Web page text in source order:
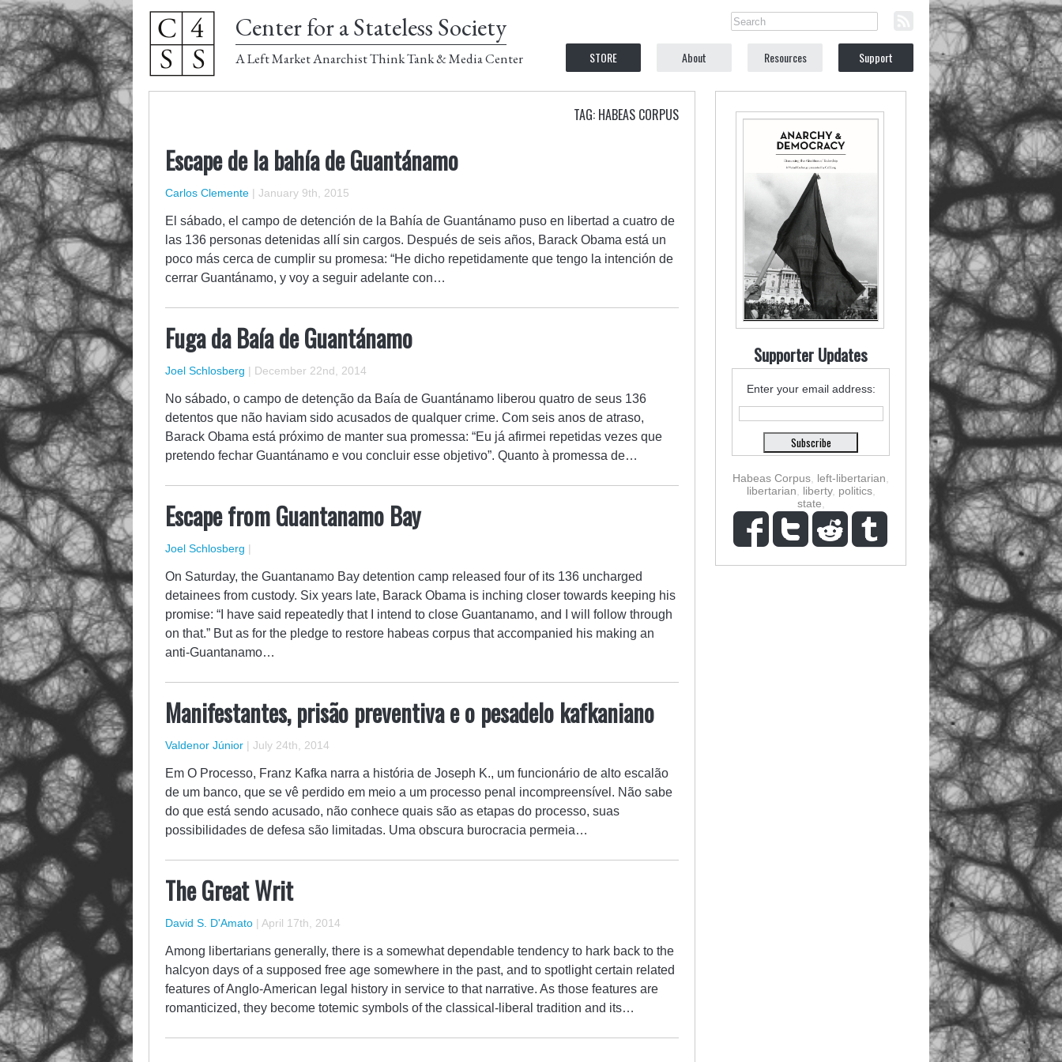
Center for a Stateless Society
A Left Market Anarchist Think Tank & Media Center STORE About Resources Support
TAG: HABEAS CORPUS
Escape de la bahía de Guantánamo
Carlos Clemente | January 9th, 2015
El sábado, el campo de detención de la Bahía de Guantánamo puso en libertad a cuatro de
las 136 personas detenidas allí sin cargos. Después de seis años, Barack Obama está un
poco más cerca de cumplir su promesa: “He dicho repetidamente que tengo la intención de
cerrar Guantánamo, y voy a seguir adelante con…
Fuga da Baía de Guantánamo
Joel Schlosberg | December 22nd, 2014
No sábado, o campo de detenção da Baía de Guantánamo liberou quatro de seus 136
detentos que não haviam sido acusados de qualquer crime. Com seis anos de atraso,
Barack Obama está próximo de manter sua promessa: “Eu já afirmei repetidas vezes que
pretendo fechar Guantánamo e vou concluir esse objetivo”. Quanto à promessa de…
Escape from Guantanamo Bay
Joel Schlosberg |
On Saturday, the Guantanamo Bay detention camp released four of its 136 uncharged
detainees from custody. Six years late, Barack Obama is inching closer towards keeping his
promise: “I have said repeatedly that I intend to close Guantanamo, and I will follow through
on that.” But as for the pledge to restore habeas corpus that accompanied his making an
anti-Guantanamo…
Manifestantes, prisão preventiva e o pesadelo kafkaniano
Valdenor Júnior | July 24th, 2014
Em O Processo, Franz Kafka narra a história de Joseph K., um funcionário de alto escalão
de um banco, que se vê perdido em meio a um processo penal incompreensível. Não sabe
do que está sendo acusado, não conhece quais são as etapas do processo, suas
possibilidades de defesa são limitadas. Uma obscura burocracia permeia…
The Great Writ
David S. D'Amato | April 17th, 2014
Among libertarians generally, there is a somewhat dependable tendency to hark back to the
halcyon days of a supposed free age somewhere in the past, and to spotlight certain related
features of Anglo-American legal history in service to that narrative. As those features are
romanticized, they become totemic symbols of the classical-liberal tradition and its…
Supporter Updates
Enter your email address:
Habeas Corpus left-libertarian
libertarian
liberty, politics,
state